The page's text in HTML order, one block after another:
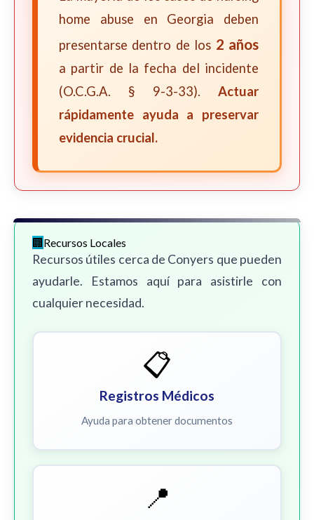
home abuse en Georgia deben
presentarse dentro de los 2 años
a partir de la fecha del incidente
(O.C.G.A. § 9-3-33). Actuar
rápidamente ayuda a preservar
evidencia crucial.
Recursos Locales
Recursos útiles cerca de Conyers que pueden
ayudarle. Estamos aquí para asistirle con
cualquier necesidad.
📋
Registros Médicos
Ayuda para obtener documentos
📍